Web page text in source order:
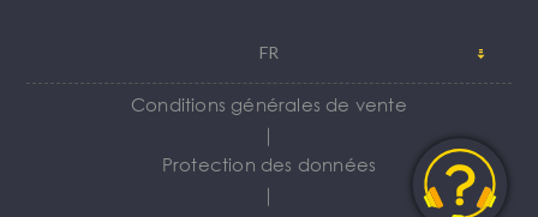
FR
Conditions générales de vente
｜
Protection des données
｜